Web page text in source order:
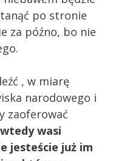
po stronie
za późno, bo nie
, w miarę
narodowego i
zaoferować
wtedy wasi
jesteście już im